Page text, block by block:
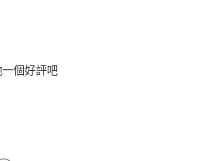
個好評吧